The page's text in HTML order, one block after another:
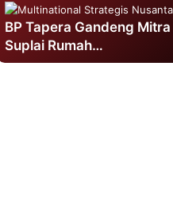
BP Tapera Gandeng
Suplai Rumah…